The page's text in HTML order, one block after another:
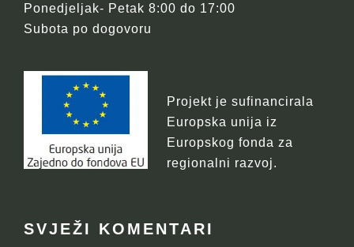
Ponedjeljak- Petak 8:00 do 17:00
Subota po dogovoru
Projekt je sufinancirala
Europska unija iz
Europskog fonda za
regionalni razvoj.
SVJEŽI KOMENTARI